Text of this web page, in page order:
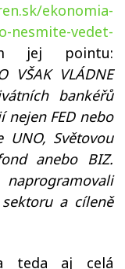
ekonomia-
nesmite-vedet-
jej pointu:
VŠAK VLÁDNE
bankéřů
nejen FED nebo
UNO, Světovou
anebo BIZ.
a cíleně
teda aj celá